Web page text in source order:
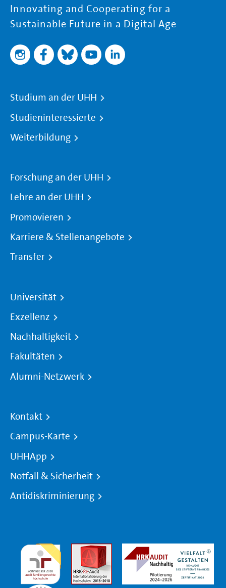
Innovating and Cooperating for a
Sustainable Future in a Digital Age
Studium an der UHH
Studieninteressierte
Weiterbildung
Forschung an der UHH
Lehre an der UHH
Promovieren
Karriere & Stellenangebote
Transfer
Universität
Exzellenz
Nachhaltigkeit
Fakultäten
Alumni-Netzwerk
Kontakt
Campus-Karte
UHHApp
Notfall & Sicherheit
Antidiskriminierung